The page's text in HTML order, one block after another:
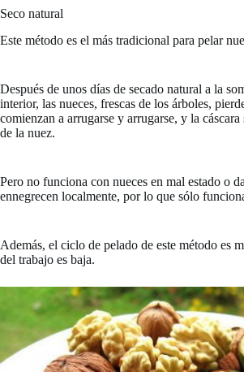
Seco natural
Este método es el más tradicional para pelar
Después de unos días de secado natural a la
interior, las nueces, frescas de los árboles,
comienzan a arrugarse y arrugarse, y la cáscara
de la nuez.
Pero no funciona con nueces en mal estado o
ennegrecen localmente, por lo que sólo
Además, el ciclo de pelado de este método es
del trabajo es baja.